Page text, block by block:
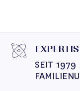
SEIT 1979